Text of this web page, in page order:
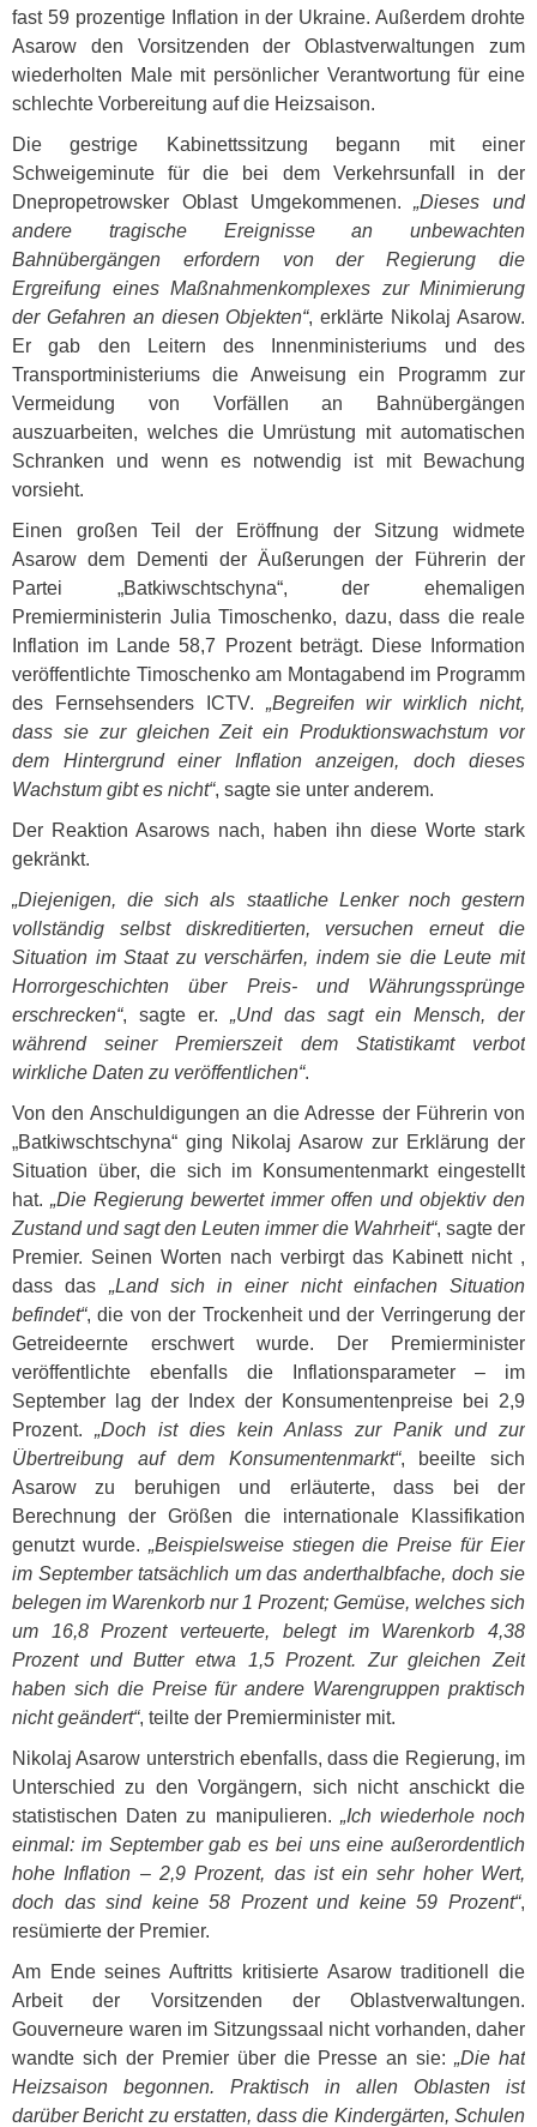
fast 59 prozentige Inflation in der Ukraine. Außerdem drohte
Asarow den Vorsitzenden der Oblastverwaltungen zum
wiederholten Male mit persönlicher Verantwortung für eine
schlechte Vorbereitung auf die Heizsaison.
Die gestrige Kabinettssitzung begann mit einer
Schweigeminute für die bei dem Verkehrsunfall in der
Dnepropetrowsker Oblast Umgekommenen.„Dieses und
andere tragische Ereignisse an unbewachten
Bahnübergängen erfordern von der Regierung die
Ergreifung eines Maßnahmenkomplexes zur Minimierung
der Gefahren an diesen Objekten“, erklärte Nikolaj Asarow.
Er gab den Leitern des Innenministeriums und des
Transportministeriums die Anweisung ein Programm zur
Vermeidung von Vorfällen an Bahnübergängen
auszuarbeiten, welches die Umrüstung mit automatischen
Schranken und wenn es notwendig ist mit Bewachung
vorsieht.
Einen großen Teil der Eröffnung der Sitzung widmete
Asarow dem Dementi der Äußerungen der Führerin der
Partei „Batkiwschtschyna“, der ehemaligen
Premierministerin Julia Timoschenko, dazu, dass die reale
Inflation im Lande 58,7 Prozent beträgt. Diese Information
veröffentlichte Timoschenko am Montagabend im Programm
des Fernsehsenders
ICTV. „Begreifen wir wirklich nicht,
dass sie zur gleichen Zeit ein Produktionswachstum vor
dem Hintergrund einer Inflation anzeigen, doch dieses
Wachstum gibt es nicht“, sagte sie unter anderem.
Der Reaktion Asarows nach, haben ihn diese Worte stark
gekränkt.
„Diejenigen, die sich als staatliche Lenker noch gestern
vollständig selbst diskreditierten, versuchen erneut die
Situation im Staat zu verschärfen, indem sie die Leute mit
Horrorgeschichten über Preis- und Währungssprünge
erschrecken“, sagte er. „Und das sagt ein Mensch, der
während seiner Premierszeit dem Statistikamt verbot
wirkliche Daten zu veröffentlichen“.
Von den Anschuldigungen an die Adresse der Führerin von
„Batkiwschtschyna“ ging Nikolaj Asarow zur Erklärung der
Situation über, die sich im Konsumentenmarkt eingestellt
hat. „Die Regierung bewertet immer offen und objektiv den
Zustand und sagt den Leuten immer die Wahrheit“, sagte der
Premier. Seinen Worten nach verbirgt das Kabinett nicht ,
dass das „Land sich in einer nicht einfachen Situation
befindet“, die von der Trockenheit und der Verringerung der
Getreideernte erschwert wurde. Der Premierminister
veröffentlichte ebenfalls die Inflationsparameter – im
September lag der Index der Konsumentenpreise bei 2,9
Prozent. „Doch ist dies kein Anlass zur Panik und zur
Übertreibung auf dem Konsumentenmarkt“, beeilte sich
Asarow zu beruhigen und erläuterte, dass bei der
Berechnung der Größen die internationale Klassifikation
genutzt wurde. „Beispielsweise stiegen die Preise für Eier
im September tatsächlich um das anderthalbfache, doch sie
belegen im Warenkorb nur 1 Prozent; Gemüse, welches sich
um 16,8 Prozent verteuerte, belegt im Warenkorb 4,38
Prozent und Butter etwa 1,5 Prozent. Zur gleichen Zeit
haben sich die Preise für andere Warengruppen praktisch
nicht geändert“, teilte der Premierminister mit.
Nikolaj Asarow unterstrich ebenfalls, dass die Regierung, im
Unterschied zu den Vorgängern, sich nicht anschickt die
statistischen Daten zu manipulieren. „Ich wiederhole noch
einmal: im September gab es bei uns eine außerordentlich
hohe Inflation – 2,9 Prozent, das ist ein sehr hoher Wert,
doch das sind keine 58 Prozent und keine 59 Prozent“,
resümierte der Premier.
Am Ende seines Auftritts kritisierte Asarow traditionell die
Arbeit der Vorsitzenden der Oblastverwaltungen.
Gouverneure waren im Sitzungssaal nicht vorhanden, daher
wandte sich der Premier über die Presse an sie:„Die hat
Heizsaison begonnen. Praktisch in allen Oblasten ist
darüber Bericht zu erstatten, dass die Kindergärten, Schulen